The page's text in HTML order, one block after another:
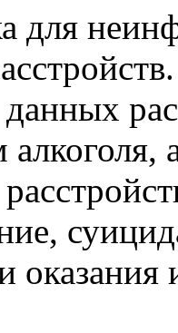
для
алкоголя,